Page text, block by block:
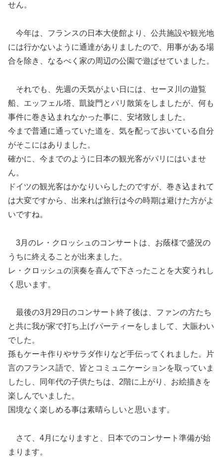
せん。
今年は、フランスの日本大使館より、公共施設や観光地
には行かないように通達がありましたので、用事がある場
合を除き、なるべく家の周辺の公園で遊ばせていました。
それでも、先週の天気がよい日には、セーヌ川の遊覧
船、エッフェル塔、凱旋門とパリ散策をしましたが、何も
事件に巻き込まれなかった事に、安堵致しました。
今まで普通に通っていた道を、気を配って歩いている自分
がそこにはありました。
確かに、今までのように日本の観光客がパリにはいませ
ん。
ドイツの観光客はかなりいらしたのですが、巻き込まれて
は大変ですから、出来れば旅行は今の時期は避けた方がよ
いですね。
3月のレ・クロッシュのコンサートは、お蔭様で盛況の
うちに終えることが出来ました。
レ・クロッシュの演奏を喜んで下さったことを大変うれし
く思います。
最後の3月29日のコンサート終了後は、ファンの方たち
と共に我が家で打ち上げパーティーをしまして、大賑わい
でした。
孫もケーキ作りやサラダ作りなど手伝ってくれました。片
言のフランス語で、皆とコミュニケーションを取っていま
したし、同年代の子供たちは、2階に上がり、お絵描きを
楽しんでいました。
国境なく楽しめる事は素晴らしいと思います。
さて、4月になりますと、日本でのコンサート準備が始
まります。